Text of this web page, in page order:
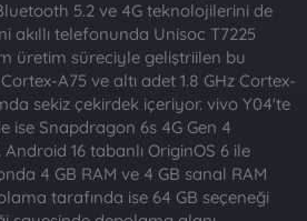
5.2 ve 4G teknolojilerini de
akıllı telefonunda Unisoc T7225
üretim süreciyle geliştriilen bu
A75 ve altı adet 1.8 GHz Cortex-
sekiz çekirdek içeriyor. vivo Y04'te
ise Snapdragon 6s 4G Gen 4
16 tabanlı OriginOS 6 ile
4 GB RAM ve 4 GB sanal RAM
tarafında ise 64 GB seçeneği